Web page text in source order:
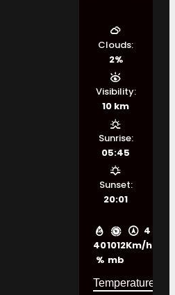
40
%
1012
mb
4
Km/h
Clouds:
2%
Visibility:
10 km
Sunrise:
05:45
Sunset:
20:01